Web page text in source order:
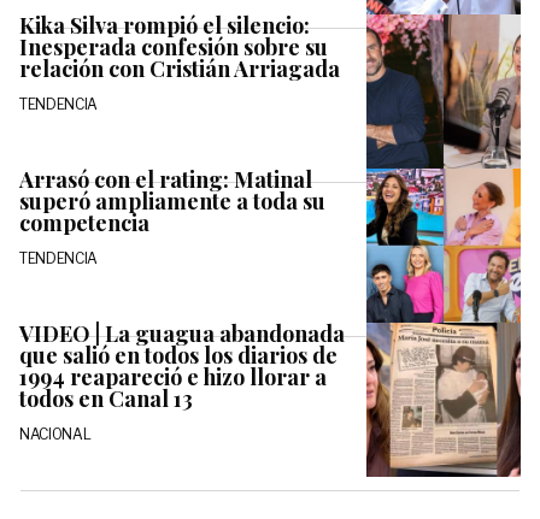
Kika Silva rompió el silencio:
Inesperada confesión sobre su
relación con Cristián Arriagada
TENDENCIA
Arrasó con el rating: Matinal
superó ampliamente a toda su
competencia
TENDENCIA
VIDEO | La guagua abandonada
que salió en todos los diarios de
1994 reapareció e hizo llorar a
todos en Canal 13
NACIONAL